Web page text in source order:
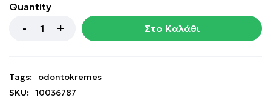
Quantity
Στο Καλάθι
Tags:
odontokremes
SKU:
10036787